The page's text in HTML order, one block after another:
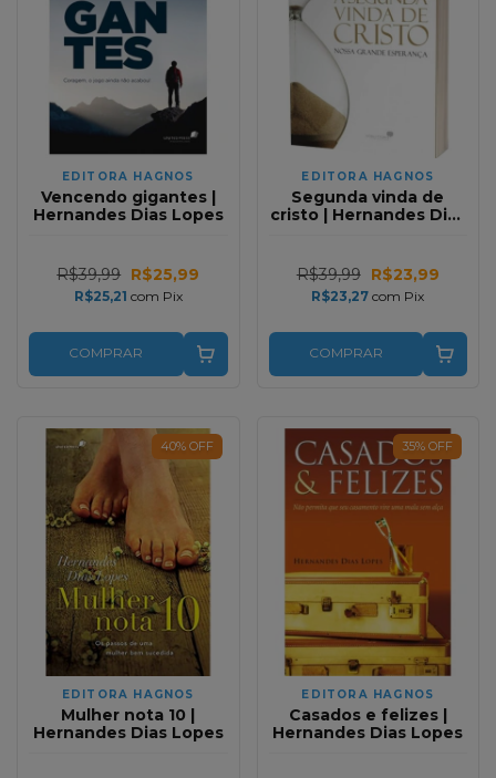
EDITORA HAGNOS
Vencendo gigantes |
Hernandes Dias Lopes
R$39,99 R$25,99
R$25,21 com Pix
COMPRAR
EDITORA HAGNOS
Segunda vinda de
cristo | Hernandes Dias
R$39,99 R$23,99
R$23,27com Pix
COMPRAR
40% OFF
EDITORA HAGNOS
Mulher nota 10 |
Hernandes Dias Lopes
35% OFF
EDITORA HAGNOS
Casados e felizes |
Hernandes Dias Lopes